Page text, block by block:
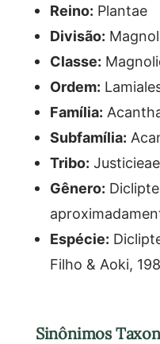
Reino: Plantae
Divisão:
Classe:
Ordem:
Família:
Subfamília:
Tribo: Justicieae
Gênero:
Espécie:
Filho & Aoki,
Sinônimos